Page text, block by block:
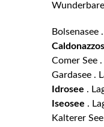
Bolsenasee.
Comer See.
Gardasee.
Idrosee .
Iseosee .
Kalterer See